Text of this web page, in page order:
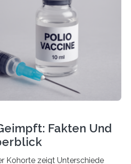
um Daniel Merk vom
Hirnforschung am
haben eine solche
einer Untergruppe des
Die Wilhelm Sander-
Projekt…
Fakten Und
Kohorte zeigt Unterschiede